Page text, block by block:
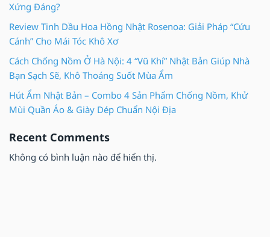
Xứng Đáng?
Review Tinh Dầu Hoa Hồng Nhật Rosenoa: Giải Pháp “Cứu
Cánh” Cho Mái Tóc Khô Xơ
Cách Chống Nồm Ở Hà Nội: 4 “Vũ Khí” Nhật Bản Giúp Nhà
Bạn Sạch Sẽ, Khô Thoáng Suốt Mùa Ẩm
Hút Ẩm Nhật Bản – Combo 4 Sản Phẩm Chống Nồm, Khử
Mùi Quần Áo & Giày Dép Chuẩn Nội Địa
Recent Comments
Không có bình luận nào để hiển thị.